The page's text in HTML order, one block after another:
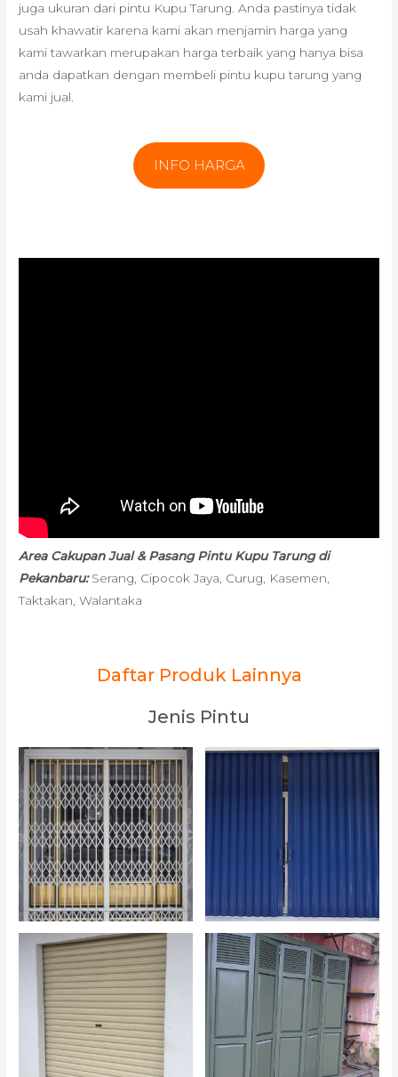
juga ukuran dari pintu Kupu Tarung. Anda pastinya tidak
usah khawatir karena kami akan menjamin harga yang
kami tawarkan merupakan harga terbaik yang hanya bisa
anda dapatkan dengan membeli pintu kupu tarung yang
kami jual.
INFO HARGA
Area Cakupan Jual & Pasang Pintu Kupu Tarung di
Pekanbaru:Serang, Cipocok Jaya, Curug, Kasemen,
Taktakan, Walantaka
Daftar Produk Lainnya
Jenis Pintu